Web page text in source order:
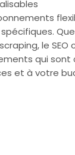
le SEO
qui sont
et à votre